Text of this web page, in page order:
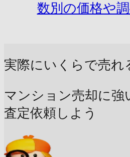
数別の価格や
実際にいくらで売れ
マンション売却に強
査定依頼しよう